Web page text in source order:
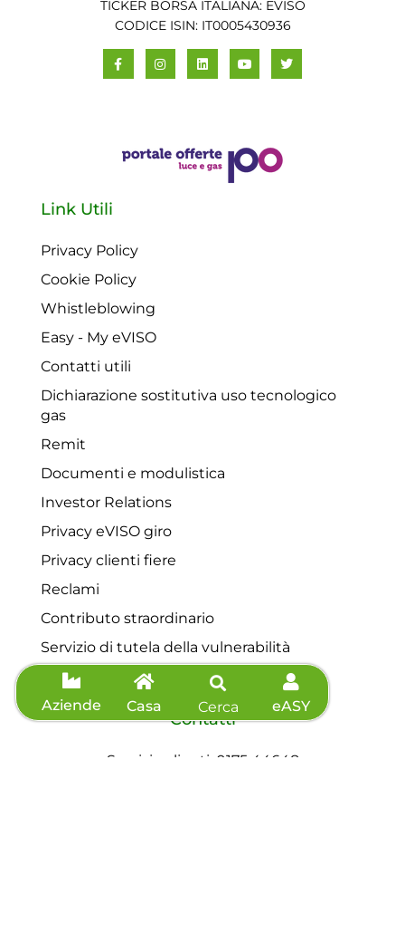
Aziende Casa Cerca eASY
TICKER BORSA ITALIANA: EVISO
CODICE ISIN: IT0005430936
Link Utili
Privacy Policy
Cookie Policy
Whistleblowing
Easy - My eVISO
Contatti utili
Dichiarazione sostitutiva uso tecnologico
gas
Remit
Documenti e modulistica
Investor Relations
Privacy eVISO giro
Privacy clienti fiere
Reclami
Contributo straordinario
Servizio di tutela della vulnerabilità
Contatti
Servizio clienti: 0175 44648